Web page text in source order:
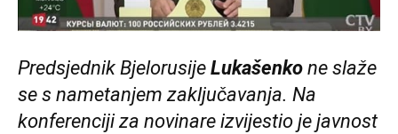
Predsjednik Bjelorusije Lukašenko ne slaže
se s nametanjem zaključavanja. Na
konferenciji za novinare izvijestio je javnost